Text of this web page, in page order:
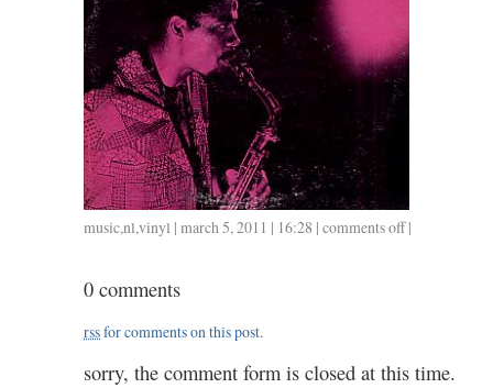
music,nl,vinyl | march 5, 2011 | 16:28 | comments offon
|
0 comments
rssfor comments on this post.
sorry, the comment form is closed at this time.